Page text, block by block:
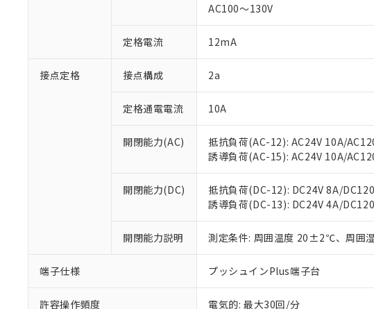
AC100～130V
定格電流 12mA
接点定格 接点構成 2a
定格通電電流 10A
開閉能力(AC)
抵抗負荷(AC-12): AC24V 10A/
誘導負荷(AC-15): AC24V 10A/
開閉能力(DC)
抵抗負荷(DC-12): DC24V 8A/
誘導負荷(DC-13): DC24V 4A/
開閉能力説明 測定条件: 周囲温度 20±2℃、周囲
端子仕様 プッシュインPlus端子台
許容操作頻度
電気的: 最大30回/分
以下の条件をお読みいただき、
正式な納期状況および標準
当社販売員にご相談くださ
オムロン制御機器販売店
在庫状況および標準価格結
す。
マイパーツ機能（部品リ
ている必要があります。
が、当社の製品・サービス
さい。
※当社の共同利用者とは、
いる法人を指します。
があります。
*EU RoHS指令（10物質）：
六価クロム(Cr(Ⅵ)) 1000ppm以下、ポリ
但し、RoHS指令で産業用監視および制
フタル酸エステル類の４物質については
※2 対応予定月
部品在庫の切り替え状況などに
※3 非含有証明書ダウンロ
EU RoHS指令（10物質）の非含
51物質の非含有証明書（当社基準
「×」：最大均質材料含有率が
「－」：未確認です。当社販売
Pb(鉛) :1000ppm、 Hg(水銀) : 1000ppm
DBP(フタル酸ジブチル) : 1000ppm、
※2 環境保護使用期限
「ｅ」：有害物質（10物質）の
「10」：通常の使用状況下にお
味します。
「－」：未確認です。当社販売
う）を輸出または国外への
置等に一切使用いたしませ
当社は、貴社製品を第三者
また当社は、販売先および
たしません。
記
説明
△ 一定数には満たないが
－
在庫なし(最新の在庫
機器販売店・当社販
空
白
受注生産機種、また